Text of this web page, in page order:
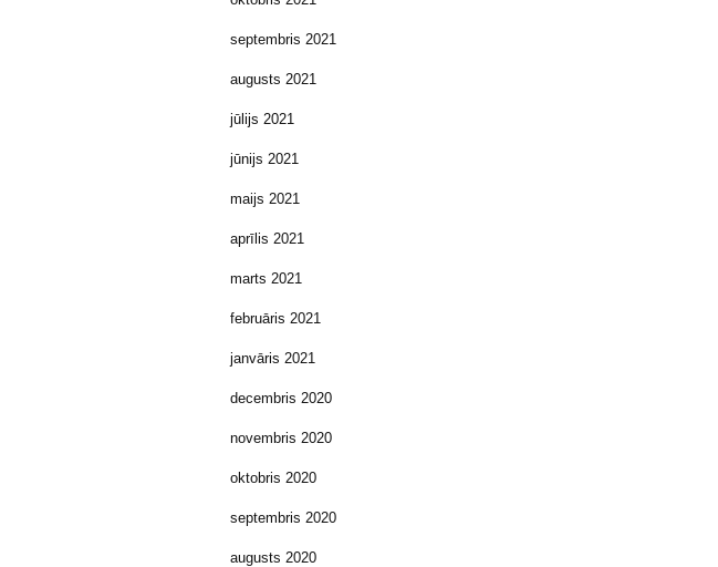
septembris 2021
augusts 2021
jūlijs 2021
jūnijs 2021
maijs 2021
aprīlis 2021
marts 2021
februāris 2021
janvāris 2021
decembris 2020
novembris 2020
oktobris 2020
septembris 2020
augusts 2020